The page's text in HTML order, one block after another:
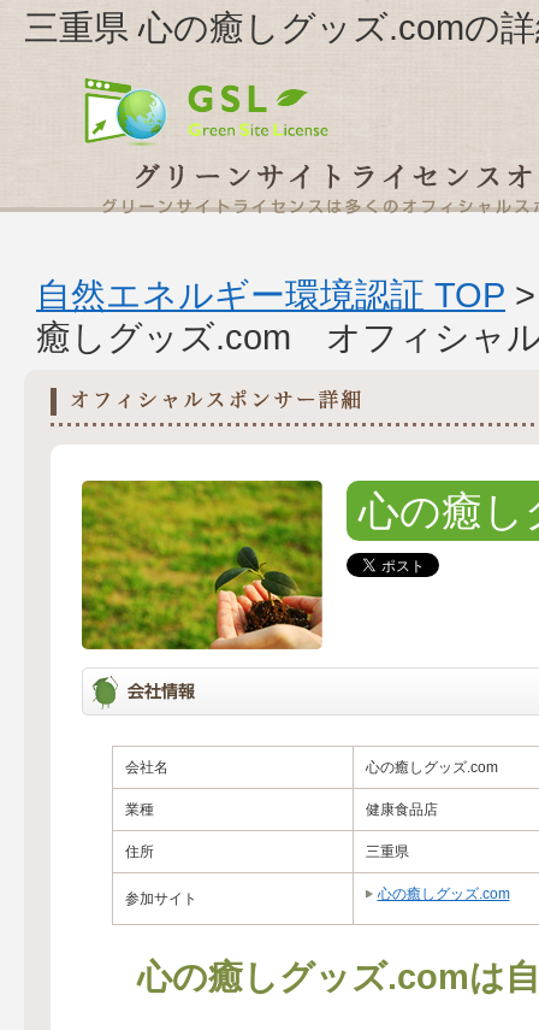
三重県 心の癒しグッズ.comの
自然エネルギー環境認証 TOP
癒しグッズ.com オフィシャ
心の癒し
会社名 心の癒しグッズ.com
業種 健康食品店
住所 三重県
参加サイト 心の癒しグッズ.com
心の癒しグッズ.comは